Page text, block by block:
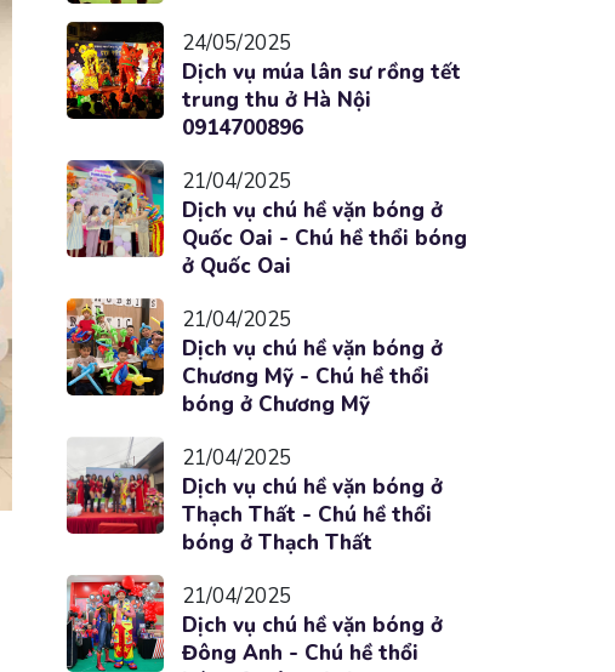
24/05/2025
Dịch vụ múa lân sư rồng tết
trung thu ở Hà Nội
0914700896
21/04/2025
Dịch vụ chú hề vặn bóng ở
Quốc Oai - Chú hề thổi bóng
ở Quốc Oai
21/04/2025
Dịch vụ chú hề vặn bóng ở
Chương Mỹ - Chú hề thổi
bóng ở Chương Mỹ
21/04/2025
Dịch vụ chú hề vặn bóng ở
Thạch Thất - Chú hề thổi
bóng ở Thạch Thất
21/04/2025
Dịch vụ chú hề vặn bóng ở
Đông Anh - Chú hề thổi